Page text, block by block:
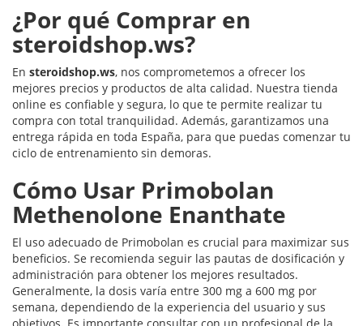
¿Por qué Comprar en
steroidshop.ws?
En steroidshop.ws, nos comprometemos a ofrecer los
mejores precios y productos de alta calidad. Nuestra tienda
online es confiable y segura, lo que te permite realizar tu
compra con total tranquilidad. Además, garantizamos una
entrega rápida en toda España, para que puedas comenzar tu
ciclo de entrenamiento sin demoras.
Cómo Usar Primobolan
Methenolone Enanthate
El uso adecuado de Primobolan es crucial para maximizar sus
beneficios. Se recomienda seguir las pautas de dosificación y
administración para obtener los mejores resultados.
Generalmente, la dosis varía entre 300 mg a 600 mg por
semana, dependiendo de la experiencia del usuario y sus